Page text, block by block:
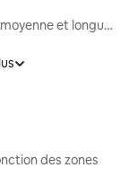
Locations moyenne et longue durée
des zones